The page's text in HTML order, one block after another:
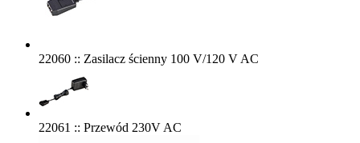
22060 :: Zasilacz ścienny 100 V/120 V AC
22061 :: Przewód 230V AC